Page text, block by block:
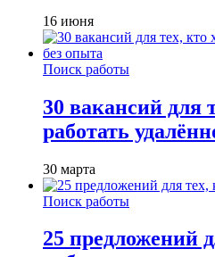
16 июня
Поиск работы
30 вакансий для
работать
30 марта
Поиск работы
25 предложений